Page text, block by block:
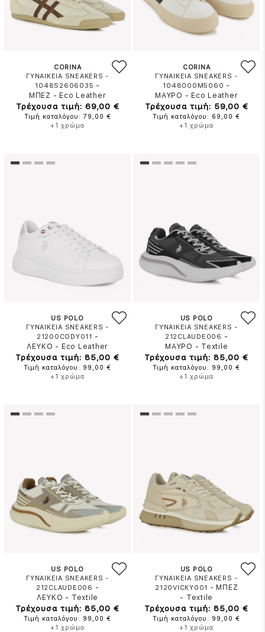
CORINA
ΓΥΝΑΙΚΕΙΑ SNEAKERS -
1048S2606035 -
ΜΠΕΖ - Eco Leather
Τρέχουσα τιμή: 69,00 €
Τιμή καταλόγου: 79,00 €
+1 χρώμα
CORINA
ΓΥΝΑΙΚΕΙΑ SNEAKERS -
1048000M5060 -
ΜΑΥΡΟ - Eco Leather
Τρέχουσα τιμή: 59,00 €
Τιμή καταλόγου: 69,00 €
+1 χρώμα
US POLO
ΓΥΝΑΙΚΕΙΑ SNEAKERS -
21200CODY011 -
ΛΕΥΚΟ - Eco Leather
Τρέχουσα τιμή: 85,00 €
Τιμή καταλόγου: 99,00 €
+1 χρώμα
US POLO
ΓΥΝΑΙΚΕΙΑ SNEAKERS -
212CLAUDE006 -
ΜΑΥΡΟ - Textile
Τρέχουσα τιμή: 85,00 €
Τιμή καταλόγου: 99,00 €
+1 χρώμα
US POLO
ΓΥΝΑΙΚΕΙΑ SNEAKERS -
212CLAUDE006 -
ΛΕΥΚΟ - Textile
Τρέχουσα τιμή: 85,00 €
Τιμή καταλόγου: 99,00 €
+1 χρώμα
US POLO
ΓΥΝΑΙΚΕΙΑ SNEAKERS -
2120VICKY001 - ΜΠΕΖ
- Textile
Τρέχουσα τιμή: 85,00 €
Τιμή καταλόγου: 99,00 €
+1 χρώμα